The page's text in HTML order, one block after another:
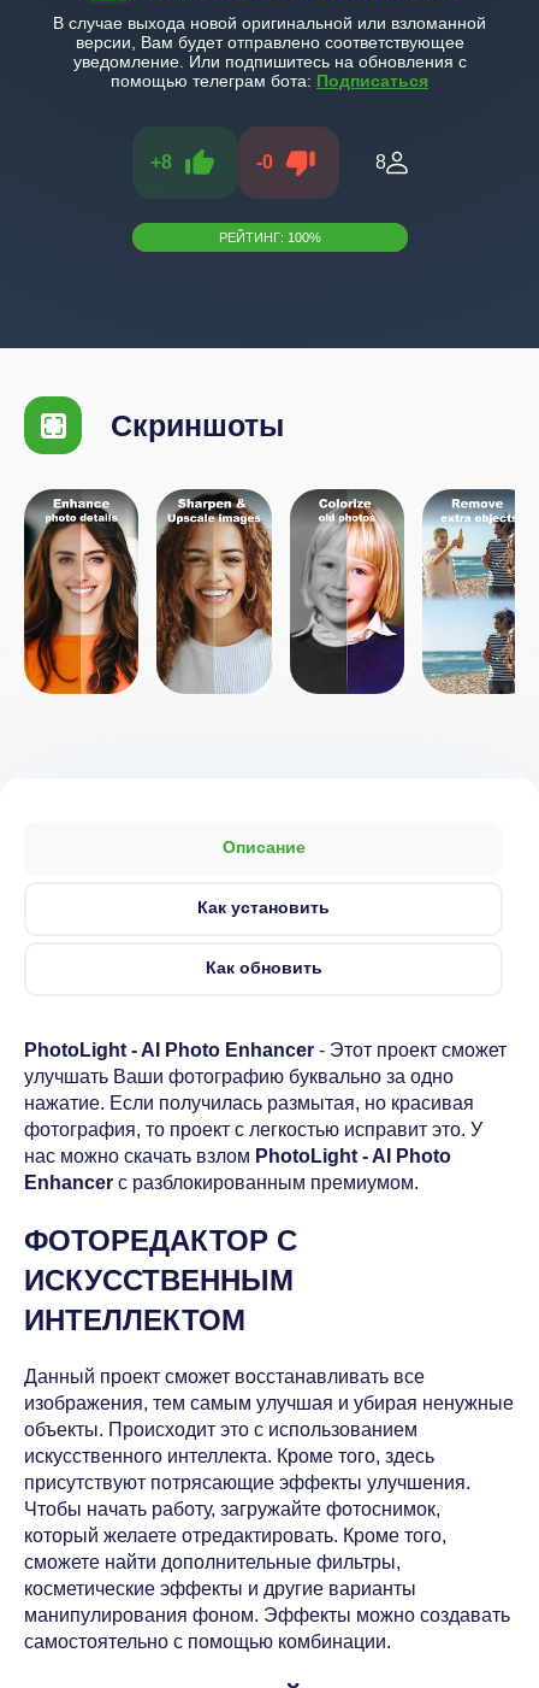
В случае выхода новой оригинальной или взломанной
версии, Вам будет отправлено соответствующее
уведомление. Или подпишитесь на обновления с
помощью телеграм бота: Подписаться
+8 -0 8
РЕЙТИНГ: 100%
Скриншоты
Описание
Как установить
Как обновить
PhotoLight - AI Photo Enhancer - Этот проект сможет
улучшать Ваши фотографию буквально за одно
нажатие. Если получилась размытая, но красивая
фотография, то проект с легкостью исправит это. У
нас можно скачать взлом PhotoLight - AI Photo
Enhancer с разблокированным премиумом.
ФОТОРЕДАКТОР С
ИСКУССТВЕННЫМ
ИНТЕЛЛЕКТОМ
Данный проект сможет восстанавливать все
изображения, тем самым улучшая и убирая ненужные
объекты. Происходит это с использованием
искусственного интеллекта. Кроме того, здесь
присутствуют потрясающие эффекты улучшения.
Чтобы начать работу, загружайте фотоснимок,
который желаете отредактировать. Кроме того,
сможете найти дополнительные фильтры,
косметические эффекты и другие варианты
манипулирования фоном. Эффекты можно создавать
самостоятельно с помощью комбинации.